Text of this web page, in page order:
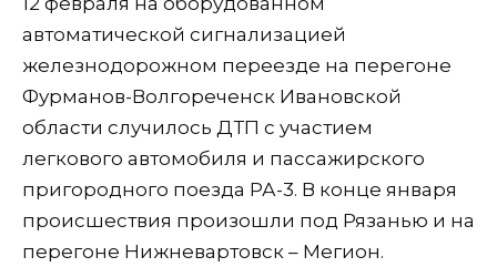
автоматической сигнализацией
железнодорожном переезде на перегоне
Фурманов-Волгореченск Ивановской
области случилось ДТП с участием
легкового автомобиля и пассажирского
пригородного поезда РА-3. В конце января
происшествия произошли под Рязанью и на
перегоне Нижневартовск – Мегион.